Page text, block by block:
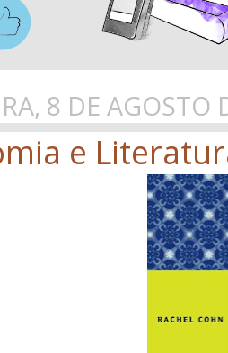
8 DE AGOSTO
e